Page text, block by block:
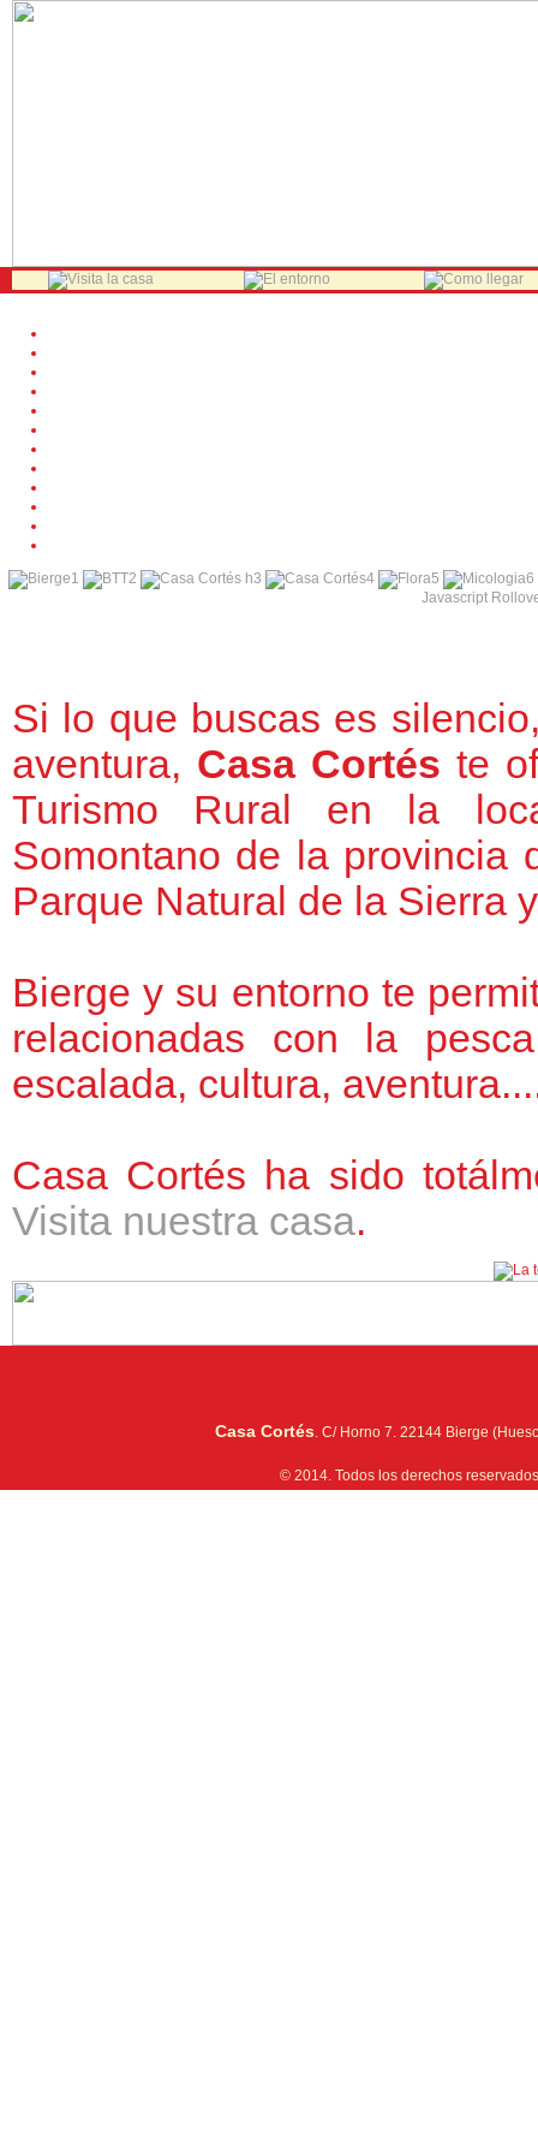
1 2 3 4 5
6
Javascript
Si lo que buscas es
aventura, Casa Cortés te
Turismo Rural en la
Somontano de la provincia
Parque Natural de la Sierra
Bierge y su entorno te
relacionadas con la
escalada, cultura,
Casa Cortés ha sido
Visita nuestra casa.
Casa Cortés. C/ Horno 7. 22144 Bierge
© 2014. Todos los derechos